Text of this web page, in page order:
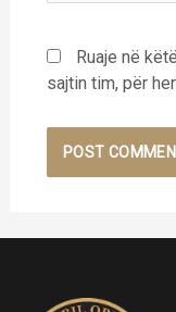
Ruaje në
sajtin tim, për